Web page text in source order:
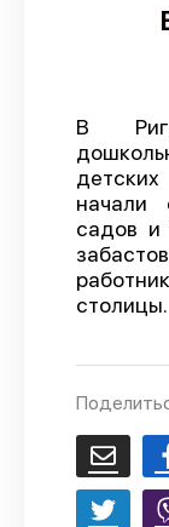
В
начали
садов и
столицы.